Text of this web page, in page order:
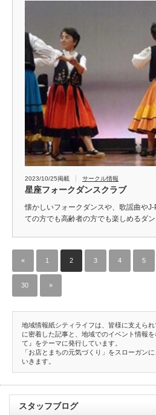
2023/10/25掲載 サークル情報
星座フォークダンスクラブ
懐かしいフォークダンスや、歌謡曲や
ての方でも高齢者の方でも楽しめるダ
« 1 2 3 4 5
30 »
地域情報紙シティライフは、皆様に支えら
に密着した記事と、地域でのイベント情報
て』をテーマに発行しています。
「お店とまちの元気づくり」をスローガン
いきます。
スタッフブログ